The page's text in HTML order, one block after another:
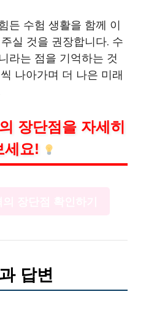
든 수험 생활을 함께 이
실 것을 권장합니다. 수
라는 점을 기억하는 것
나아가며 더 나은 미래
장단점을 자세히
세요!
답변